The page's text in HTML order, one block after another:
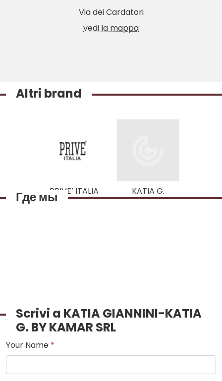
Via dei Cardatori
vedi la mappa
Altri brand
PRIVE’ ITALIA KATIA G.
Где мы
Scrivi a KATIA GIANNINI-KATIA
G. BY KAMAR SRL
Your Name *